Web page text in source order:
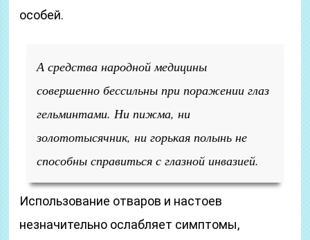
особей.
А средства народной медицины
совершенно бессильны при поражении глаз
гельминтами. Ни пижма, ни
золототысячник, ни горькая полынь не
способны справиться с глазной инвазией.
Использование отваров и настоев
незначительно ослабляет симптомы,